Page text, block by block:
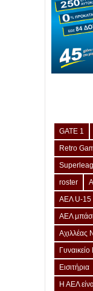
GATE 1
Retro
roster
ΑΕΛ U-15
ΑΕΛ
Αχιλλέας
Εισιτήρια
Η ΑΕΛ